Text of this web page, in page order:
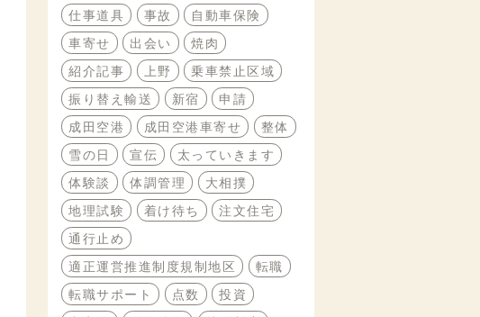
仕事道具
事故
自動車保険
車寄せ
出会い
焼肉
紹介記事
上野
乗車禁止区域
振り替え輸送
新宿
申請
成田空港
成田空港車寄せ
整体
雪の日
宣伝
太っていきます
体験談
体調管理
大相撲
地理試験
着け待ち
注文住宅
通行止め
適正運営推進制度規制地区
転職
転職サポート
点数
投資